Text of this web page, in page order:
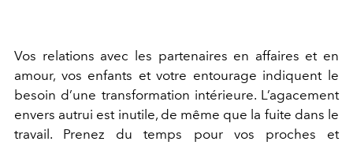
Vos relations avec les partenaires en affaires et en
amour, vos enfants et votre entourage indiquent le
besoin d’une transformation intérieure. L’agacement
envers autrui est inutile, de même que la fuite dans le
travail. Prenez du temps pour vos proches et